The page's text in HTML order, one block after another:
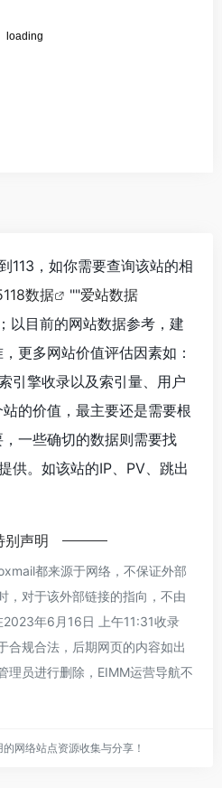
113，如你需要查询该站的相
数据 ""爱站数据
以目前的网站数据参考，建
更多网站价值评估因素如：
引擎收录以及索引量、用户
的价值，最主要还是需要根
一些确切的数据则需要找
供。如该站的IP、PV、跳出
别声明
都来源于网络，不保证外部
，对于该外部链接的指向，不由
年6月16日 上午11:31收录
合规合法，后期网页的内容如出
理员进行删除，EIMM运营导航不
网络站点资源收集与分享！